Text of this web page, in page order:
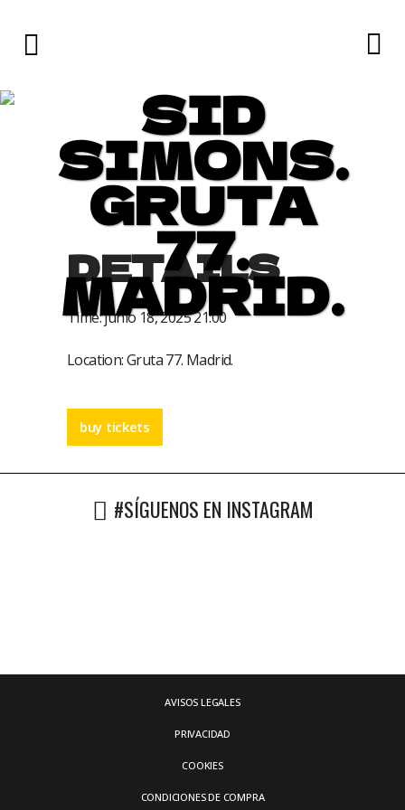
SID
SIMONS.
GRUTA
77.
MADRID.
DETAILS
Time:junio 18, 2025 21:00
Location:Gruta 77. Madrid.
buy tickets
#SÍGUENOS EN INSTAGRAM
AVISOS LEGALES
PRIVACIDAD
COOKIES
CONDICIONES DE COMPRA